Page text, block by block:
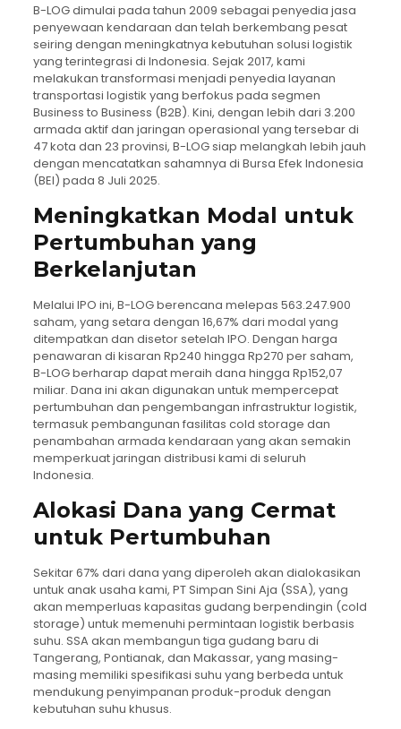
B-LOG dimulai pada tahun 2009 sebagai penyedia jasa
penyewaan kendaraan dan telah berkembang pesat
seiring dengan meningkatnya kebutuhan solusi logistik
yang terintegrasi di Indonesia. Sejak 2017, kami
melakukan transformasi menjadi penyedia layanan
transportasi logistik yang berfokus pada segmen
Business to Business (B2B). Kini, dengan lebih dari 3.200
armada aktif dan jaringan operasional yang tersebar di
47 kota dan 23 provinsi, B-LOG siap melangkah lebih jauh
dengan mencatatkan sahamnya di Bursa Efek Indonesia
(BEI) pada 8 Juli 2025.
Meningkatkan Modal untuk
Pertumbuhan yang
Berkelanjutan
Melalui IPO ini, B-LOG berencana melepas 563.247.900
saham, yang setara dengan 16,67% dari modal yang
ditempatkan dan disetor setelah IPO. Dengan harga
penawaran di kisaran Rp240 hingga Rp270 per saham,
B-LOG berharap dapat meraih dana hingga Rp152,07
miliar. Dana ini akan digunakan untuk mempercepat
pertumbuhan dan pengembangan infrastruktur logistik,
termasuk pembangunan fasilitas cold storage dan
penambahan armada kendaraan yang akan semakin
memperkuat jaringan distribusi kami di seluruh
Indonesia.
Alokasi Dana yang Cermat
untuk Pertumbuhan
Sekitar 67% dari dana yang diperoleh akan dialokasikan
untuk anak usaha kami, PT Simpan Sini Aja (SSA), yang
akan memperluas kapasitas gudang berpendingin (cold
storage) untuk memenuhi permintaan logistik berbasis
suhu. SSA akan membangun tiga gudang baru di
Tangerang, Pontianak, dan Makassar, yang masing-
masing memiliki spesifikasi suhu yang berbeda untuk
mendukung penyimpanan produk-produk dengan
kebutuhan suhu khusus.